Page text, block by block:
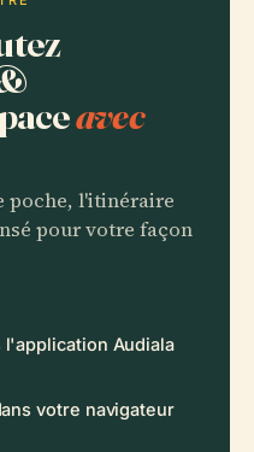
avec
poche, l'itinéraire
pour votre façon
l'application Audiala
votre navigateur